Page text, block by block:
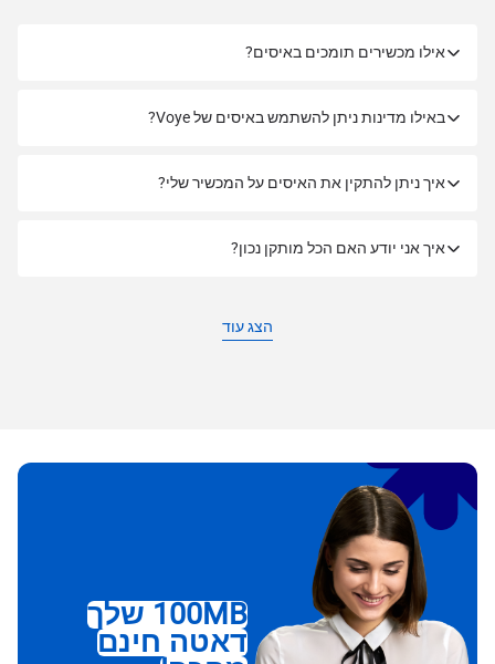
אילו מכשירים תומכים באיסים?
באילו מדינות ניתן להשתמש באיסים של Voye?
איך ניתן להתקין את האיסים על המכשיר שלי?
איך אני יודע האם הכל מותקן נכון?
הצג עוד
100MB שלך
דאטה חינם